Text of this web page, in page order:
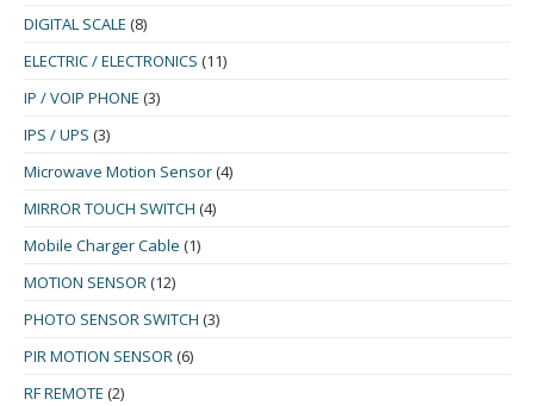
DIGITAL SCALE (8)
ELECTRIC / ELECTRONICS (11)
IP / VOIP PHONE (3)
IPS / UPS (3)
Microwave Motion Sensor(4)
MIRROR TOUCH SWITCH (4)
Mobile Charger Cable (1)
MOTION SENSOR(12)
PHOTO SENSOR SWITCH (3)
PIR MOTION SENSOR(6)
RF REMOTE (2)